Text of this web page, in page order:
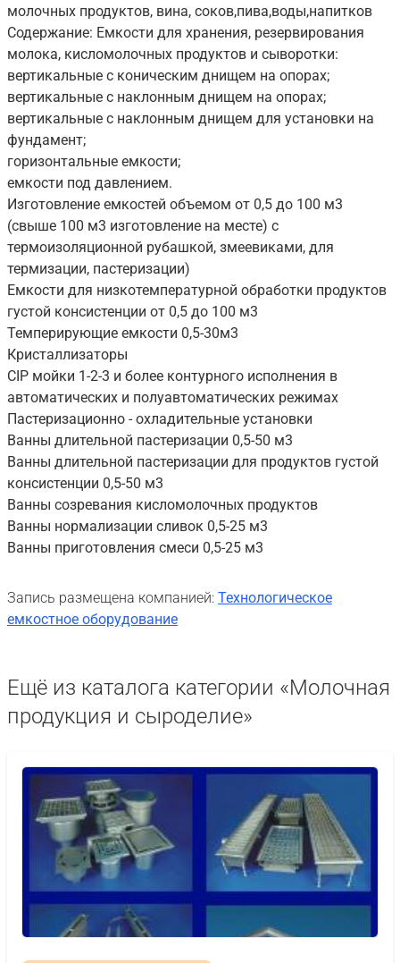
молочных продуктов, вина, соков,пива,воды,напитков
Содержание: Емкости для хранения, резервирования
молока, кисломолочных продуктов и сыворотки:
вертикальные с коническим днищем на опорах;
вертикальные с наклонным днищем на опорах;
вертикальные с наклонным днищем для установки на
фундамент;
горизонтальные емкости;
емкости под давлением.
Изготовление емкостей объемом от 0,5 до 100 м3
(свыше 100 м3 изготовление на месте) с
термоизоляционной рубашкой, змеевиками, для
термизации, пастеризации)
Емкости для низкотемпературной обработки продуктов
густой консистенции от 0,5 до 100 м3
Темперирующие емкости 0,5-30м3
Кристаллизаторы
CIP мойки 1-2-3 и более контурного исполнения в
автоматических и полуавтоматических режимах
Пастеризационно - охладительные установки
Ванны длительной пастеризации 0,5-50 м3
Ванны длительной пастеризации для продуктов густой
консистенции 0,5-50 м3
Ванны созревания кисломолочных продуктов
Ванны нормализации сливок 0,5-25 м3
Ванны приготовления смеси 0,5-25 м3
Запись размещена компанией: Технологическое
емкостное оборудование
Ещё из каталога категории «Молочная
продукция и сыроделие»